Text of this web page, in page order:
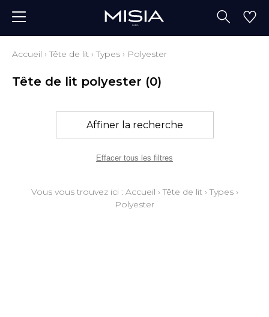
Accueil ›Tête de lit ›Types › Polyester
Tête de lit polyester (0)
Affiner la recherche
Effacer tous les filtres
Vous vous trouvez ici : Accueil ›Tête de lit›Types›
Polyester